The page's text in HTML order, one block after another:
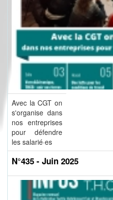
Avec la CGT on
s'organise dans
nos entreprises
pour défendre
les salarié·es
N°435 - Juin 2025